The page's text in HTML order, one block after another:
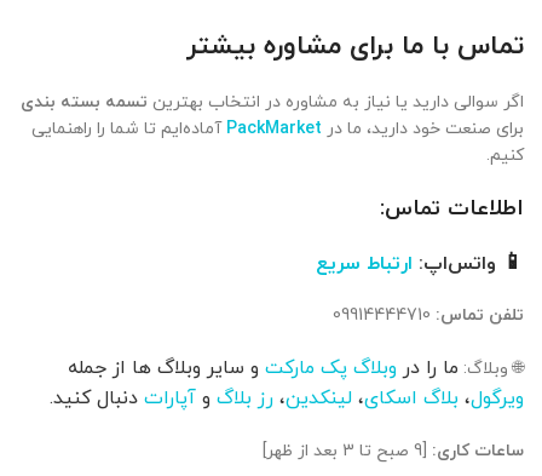
تماس با ما برای مشاوره بیشتر
اگر سوالی دارید یا نیاز به مشاوره در انتخاب بهترین تسمه بسته‌ بندی
برای صنعت خود دارید، ما در PackMarket آماده‌ایم تا شما را راهنمایی
کنیم.
اطلاعات تماس:
📱 واتس‌اپ: ارتباط سریع
تلفن تماس:
🌐 وبلاگ: ما را در وبلاگ پک مارکت و سایر وبلاگ ها از جمله
ویرگول، بلاگ اسکای، لینکدین، رز بلاگ و آپارات دنبال کنید.
ساعات کاری: